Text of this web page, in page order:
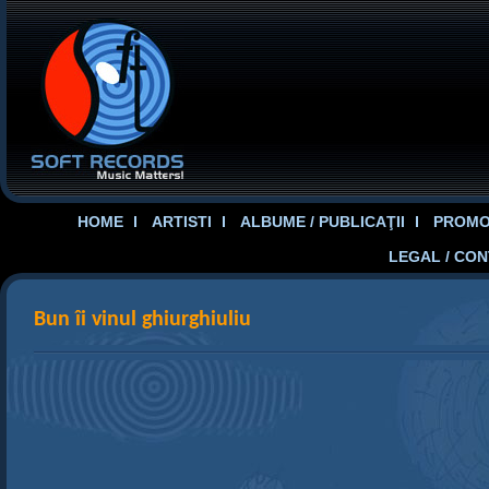
HOME ARTISTI ALBUME / PUBLICAŢII
LEGAL /
Bun îi vinul ghiurghiuliu